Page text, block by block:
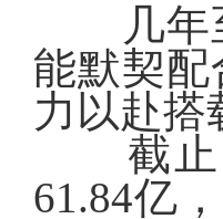
几年至
能默契
力以赴搭
截止日
61.84亿